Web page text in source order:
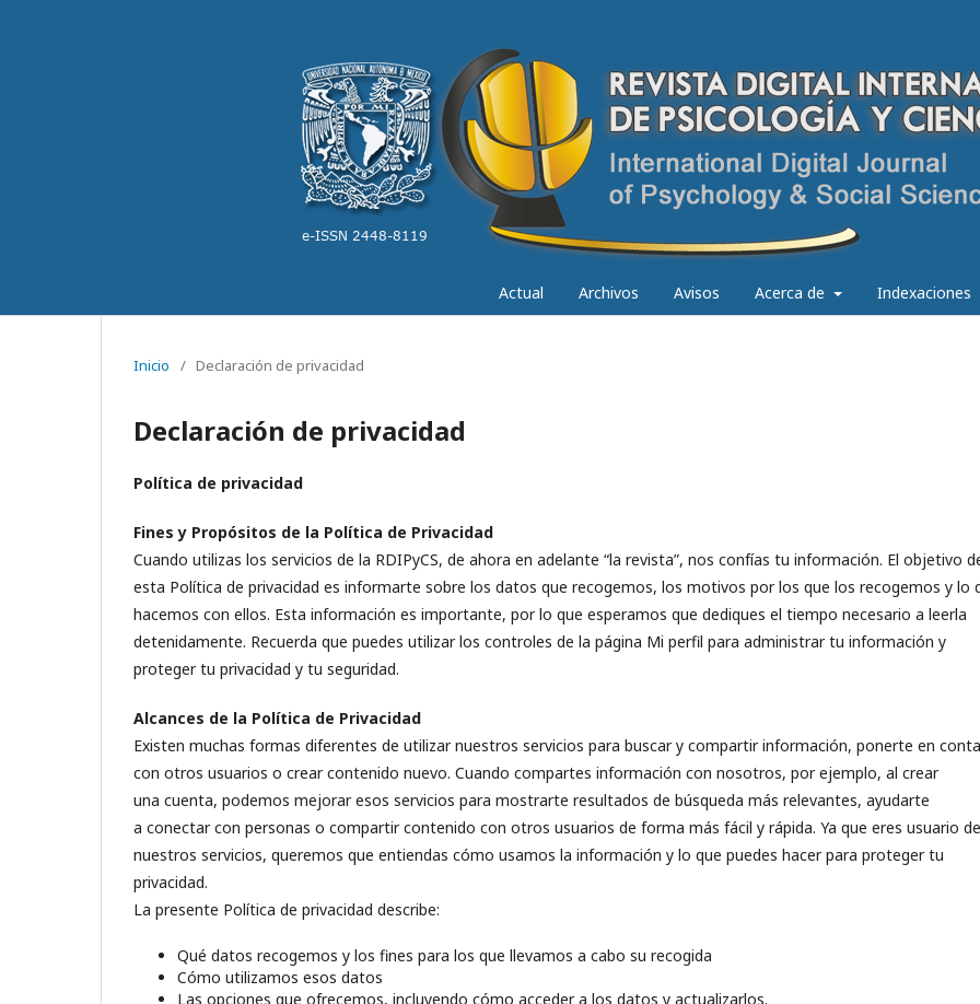
Actual Archivos Avisos Acerca de Indexaciones
Inicio / Declaración de privacidad
Declaración de privacidad
Política de privacidad
Fines y Propósitos de la Política de Privacidad
Cuando utilizas los servicios de la RDIPyCS, de ahora en adelante “la revista”, nos confías tu información. El objetivo
esta Política de privacidad es informarte sobre los datos que recogemos, los motivos por los que los recogemos y lo
hacemos con ellos. Esta información es importante, por lo que esperamos que dediques el tiempo necesario a leerla
detenidamente. Recuerda que puedes utilizar los controles de la página Mi perfil para administrar tu información y
proteger tu privacidad y tu seguridad.
Alcances de la Política de Privacidad
Existen muchas formas diferentes de utilizar nuestros servicios para buscar y compartir información, ponerte en
con otros usuarios o crear contenido nuevo. Cuando compartes información con nosotros, por ejemplo, al crear
una cuenta, podemos mejorar esos servicios para mostrarte resultados de búsqueda más relevantes, ayudarte
a conectar con personas o compartir contenido con otros usuarios de forma más fácil y rápida. Ya que eres usuario de
nuestros servicios, queremos que entiendas cómo usamos la información y lo que puedes hacer para proteger tu
privacidad.
La presente Política de privacidad describe:
Qué datos recogemos y los fines para los que llevamos a cabo su recogida
Cómo utilizamos esos datos
Las opciones que ofrecemos, incluyendo cómo acceder a los datos y actualizarlos.